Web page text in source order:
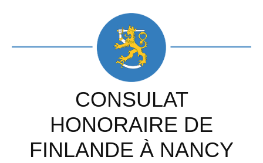
CONSULAT
HONORAIRE DE
FINLANDE À NANCY